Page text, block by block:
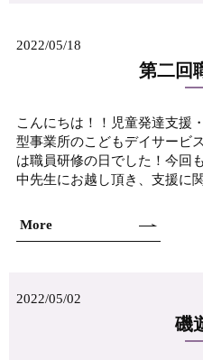
2022/05/18
第二回
こんにちは！！児童発達支援
型事業所のこどもデイサービ
は職員研修の日でした！今回
中先生にお越し頂き、支援に
More
2022/05/02
磯